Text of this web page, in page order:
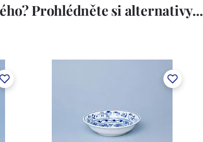
Prohlédněte si alternativy...